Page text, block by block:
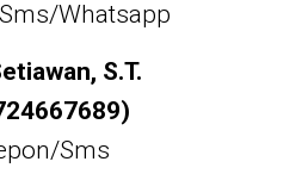
Whatsapp
S.T.
Sms